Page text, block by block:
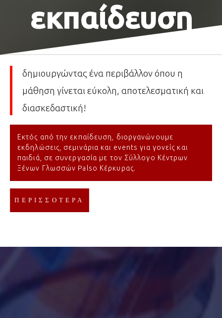
εκπαίδευση
δημιουργώντας ένα περιβάλλον όπου η
μάθηση γίνεται εύκολη, αποτελεσματική και
διασκεδαστική!
Εκτός από την εκπαίδευση, διοργανώνουμε
εκδηλώσεις, σεμινάρια και events για γονείς και
παιδιά, σε συνεργασία με τον Σύλλογο Κέντρων
Ξένων Γλωσσών Palso Κέρκυρας.
ΠΕΡΙΣΣΟΤΕΡΑ